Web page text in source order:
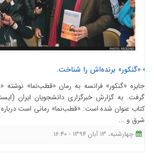
«گنکور» برنده‌اش را شناخت.
جایزه «گنکور» فرانسه به رمان «قطب‌نما» نوشته
گرفت. به گزارش خبرگزاری دانشجویان ایران
کتاب عنوان شده است: «قطب‌نما» رمانی است
شرق و ...
چهارشنبه، 13 آبان 1394 - 16:40